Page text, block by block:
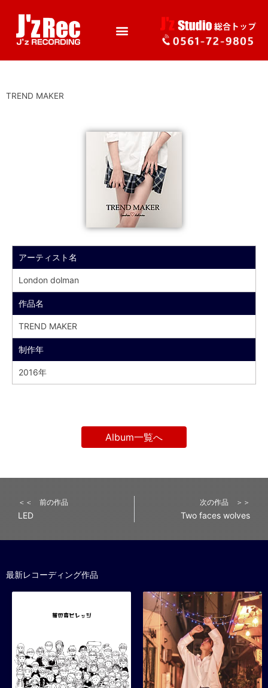
TREND MAKER
アーティスト名
London dolman
作品名
TREND MAKER
制作年
2016年
Album一覧へ
＜＜ 前の作品
LED
次の作品 ＞＞
Two faces wolves
最新レコーディング作品